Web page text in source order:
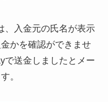
、入金元の氏名が表示
かを確認ができませ
で送金しましたとメー
。